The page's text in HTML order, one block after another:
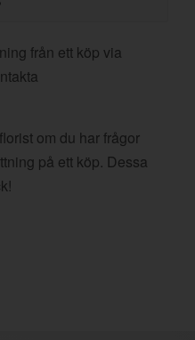
från ett köp via
om du har frågor
på ett köp. Dessa